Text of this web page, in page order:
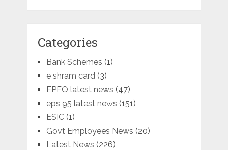
Categories
Bank Schemes (1)
e shram card (3)
EPFO latest news (47)
eps 95 latest news (151)
ESIC(1)
Govt Employees News (20)
Latest News (226)